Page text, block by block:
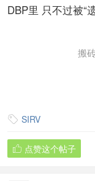
DBP里 只不过被“
搬
 SIRV
 点赞这个帖子